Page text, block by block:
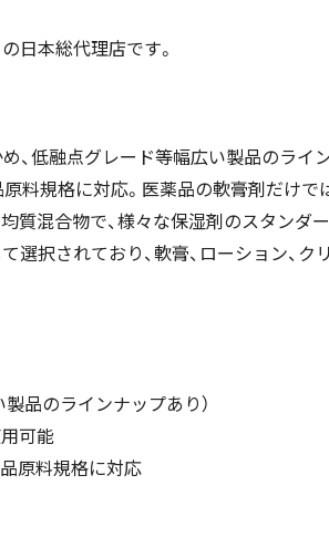
日本総代理店です。
、低融点グレード等幅広い製品のライ
料規格に対応。医薬品の軟膏剤だけ
混合物で、様々な保湿剤のスタンダ
択されており、軟膏、ローション、
品のラインナップあり）
可能
原料規格に対応